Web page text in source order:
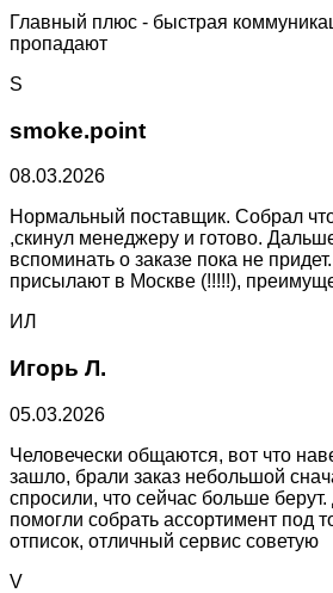
Главный плюс - быстрая
пропадают
S
smoke.point
08.03.2026
Нормальный поставщик. Собрал
,скинул менеджеру и готово.
вспоминать о заказе пока не
присылают в Москве (!!!!!),
ИЛ
Игорь Л.
05.03.2026
Человечески общаются, вот что
зашло, брали заказ небольшой
спросили, что сейчас больше
помогли собрать ассортимент под
отписок, отличный сервис советую
V